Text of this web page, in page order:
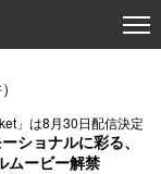
」は8月30日配信決定
ショナルに彩る、
ムービー解禁